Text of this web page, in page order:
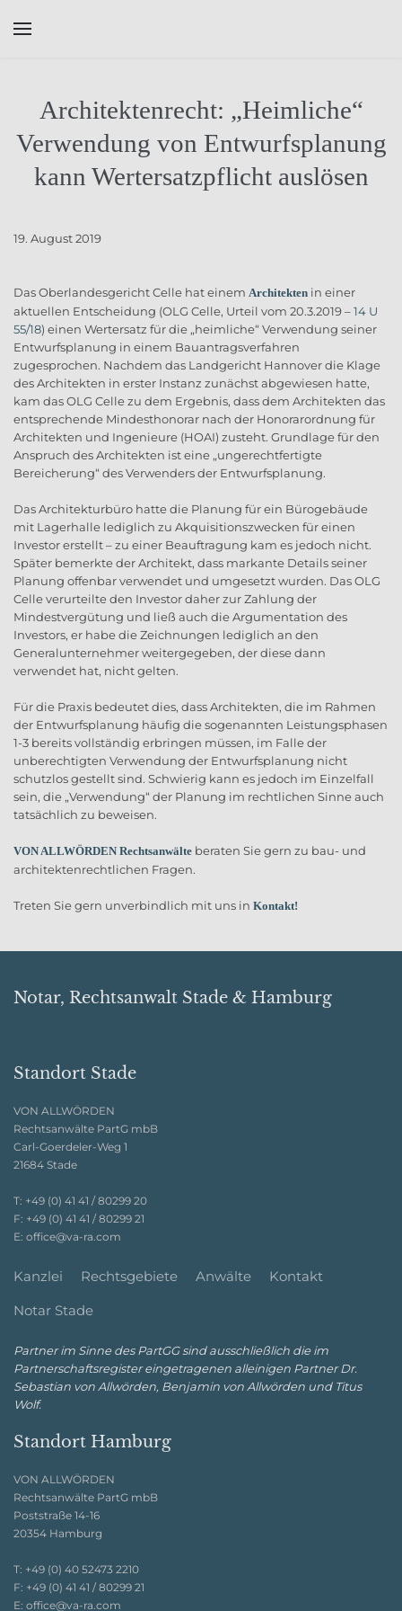
Architektenrecht: „Heimliche“
Verwendung von Entwurfsplanung
kann Wertersatzpflicht auslösen
19. August 2019
Das Oberlandesgericht Celle hat einem Architekten in einer
aktuellen Entscheidung (OLG Celle, Urteil vom 20.3.2019 –14 U
55/18) einen Wertersatz für die „heimliche“ Verwendung seiner
Entwurfsplanung in einem Bauantragsverfahren
zugesprochen. Nachdem das Landgericht Hannover die Klage
des Architekten in erster Instanz zunächst abgewiesen hatte,
kam das OLG Celle zu dem Ergebnis, dass dem Architekten das
entsprechende Mindesthonorar nach der Honorarordnung für
Architekten und Ingenieure (HOAI) zusteht. Grundlage für den
Anspruch des Architekten ist eine „ungerechtfertigte
Bereicherung“ des Verwenders der Entwurfsplanung.
Das Architekturbüro hatte die Planung für ein Bürogebäude
mit Lagerhalle lediglich zu Akquisitionszwecken für einen
Investor erstellt – zu einer Beauftragung kam es jedoch nicht.
Später bemerkte der Architekt, dass markante Details seiner
Planung offenbar verwendet und umgesetzt wurden. Das OLG
Celle verurteilte den Investor daher zur Zahlung der
Mindestvergütung und ließ auch die Argumentation des
Investors, er habe die Zeichnungen lediglich an den
Generalunternehmer weitergegeben, der diese dann
verwendet hat, nicht gelten.
Für die Praxis bedeutet dies, dass Architekten, die im Rahmen
der Entwurfsplanung häufig die sogenannten Leistungsphasen
1-3 bereits vollständig erbringen müssen, im Falle der
unberechtigten Verwendung der Entwurfsplanung nicht
schutzlos gestellt sind. Schwierig kann es jedoch im Einzelfall
sein, die „Verwendung“ der Planung im rechtlichen Sinne auch
tatsächlich zu beweisen.
VON ALLWÖRDEN Rechtsanwälte beraten Sie gern zu bau- und
architektenrechtlichen Fragen.
Treten Sie gern unverbindlich mit uns in Kontakt!
Notar, Rechtsanwalt Stade & Hamburg
Standort Stade
VON ALLWÖRDEN
Rechtsanwälte PartG mbB
Carl-Goerdeler-Weg 1
21684 Stade
T: +49 (0) 41 41 / 80299 20
F: +49 (0) 41 41 / 80299 21
E: office@va-ra.com
Kanzlei Rechtsgebiete Anwälte
Kontakt
Notar Stade
Partner im Sinne des PartGG sind ausschließlich die im
Partnerschaftsregister eingetragenen alleinigen Partner Dr.
Sebastian von Allwörden, Benjamin von Allwörden und Titus
Wolf.
Standort Hamburg
VON ALLWÖRDEN
Rechtsanwälte PartG mbB
Poststraße 14-16
20354 Hamburg
T: +49 (0) 40 52473 2210
F: +49 (0) 41 41 / 80299 21
E: office@va-ra.com